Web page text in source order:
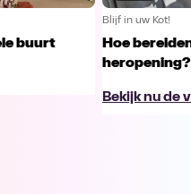
buurt
Blijf in uw Kot!
Hoe
heropening?
Bekijk nu de